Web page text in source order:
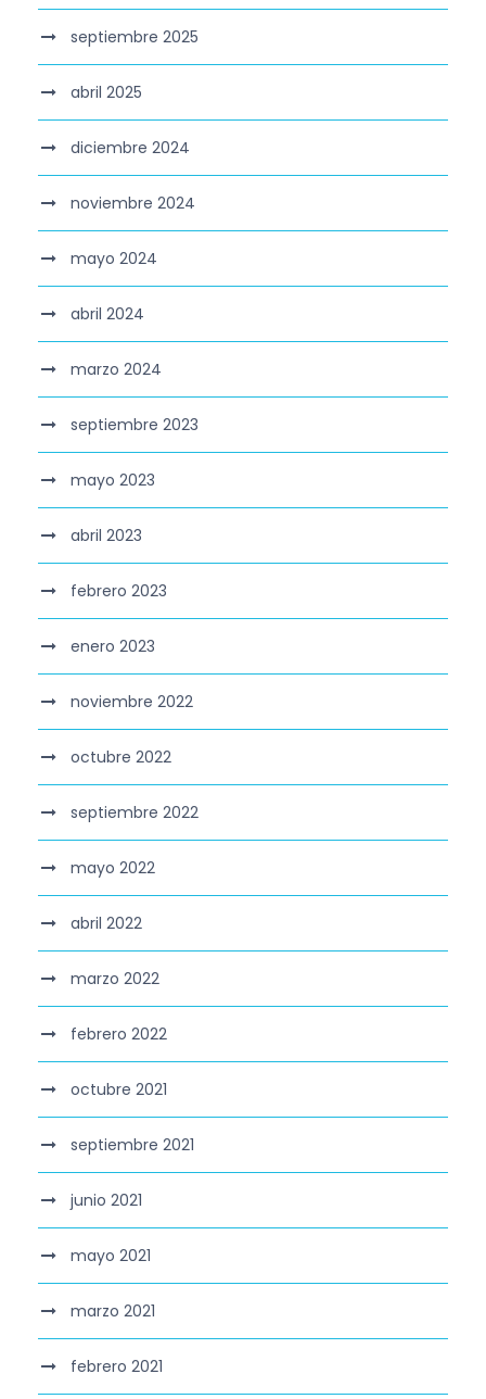
septiembre 2025
abril 2025
diciembre 2024
noviembre 2024
mayo 2024
abril 2024
marzo 2024
septiembre 2023
mayo 2023
abril 2023
febrero 2023
enero 2023
noviembre 2022
octubre 2022
septiembre 2022
mayo 2022
abril 2022
marzo 2022
febrero 2022
octubre 2021
septiembre 2021
junio 2021
mayo 2021
marzo 2021
febrero 2021